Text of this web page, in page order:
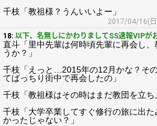
千枝「教祖様？うんいいよー」
2017/04/16(日
18: 以下、名無しにかわりましてSS速報VIPが
直斗「里中先輩は何時頃先輩に再会し
うか？」
千枝「えっと…2015年の12月かな？そ
てばっちり街中で再会したの」
千枝「教祖様はその時はまだ教団を立ち
千枝「大学卒業してすぐ修行の旅に出
かったじゃない？」